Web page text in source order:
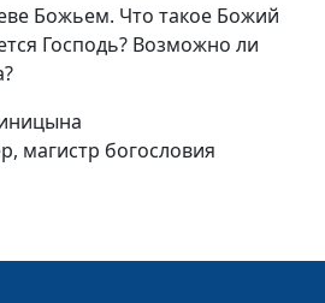
Юлия Синицына,
Василий Ничик,
Юлия Синицына,
Божьем. Что такое Божий
Господь? Возможно ли
магистр богословия